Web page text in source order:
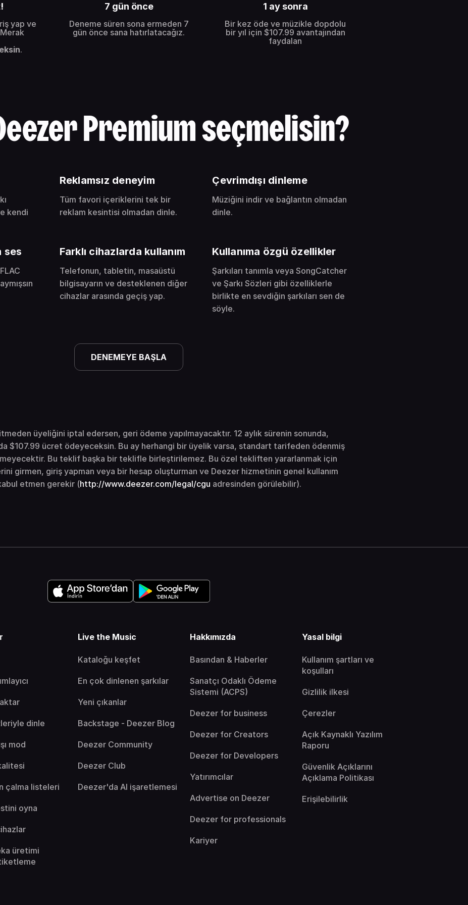
yap ve
.
7 gün önce
Deneme süren sona ermeden 7
gün önce sana hatırlatacağız.
1 ay sonra
Bir kez öde ve müzikle dopdolu
bir yıl için $107.99 avantajından
faydalan
Premium seçmelisin?
kendi
Reklamsız deneyim
Tüm favori içeriklerini tek bir
reklam kesintisi olmadan dinle.
Çevrimdışı dinleme
Müziğini indir ve bağlantın olmadan
dinle.
ses Farklı cihazlarda kullanım
Telefonun, tabletin, masaüstü
bilgisayarın ve desteklenen diğer
cihazlar arasında geçiş yap.
Kullanıma özgü özellikler
Şarkıları tanımla veya SongCatcher
ve Şarkı Sözleri gibi özelliklerle
birlikte en sevdiğin şarkıları sen de
söyle.
DENEMEYE BAŞLA
üyeliğini iptal edersen, geri ödeme yapılmayacaktır. 12 aylık sürenin sonunda,
$107.99 ücret ödeyeceksin. Bu ay herhangi bir üyelik varsa, standart tarifeden ödenmiş
Bu teklif başka bir teklifle birleştirilemez. Bu özel tekliften yararlanmak için
girmen, giriş yapman veya bir hesap oluşturman ve Deezer hizmetinin genel kullanım
etmen gerekir (http://www.deezer.com/legal/cgu adresinden görülebilir).
dinle
mod
çalma listeleri
oyna
üretimi
Live the Music
Kataloğu keşfet
En çok dinlenen şarkılar
Yeni çıkanlar
Backstage - Deezer Blog
Deezer Community
Deezer Club
Deezer'da AI işaretlemesi
Hakkımızda
Basından & Haberler
Sanatçı Odaklı Ödeme
Sistemi (ACPS)
Deezer for business
Deezer for Creators
Deezer for Developers
Yatırımcılar
Advertise on Deezer
Deezer for professionals
Kariyer
Yasal bilgi
Kullanım şartları ve
koşulları
Gizlilik ilkesi
Çerezler
Açık Kaynaklı Yazılım
Raporu
Güvenlik Açıklarını
Açıklama Politikası
Erişilebilirlik